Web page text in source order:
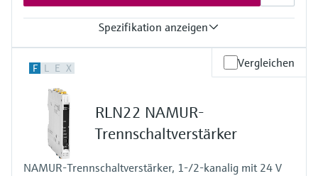
Spezifikation anzeigen
0/4…20 mA / HART
speisend/nicht speisend
Ausgang
0/4…20 mA / HART
Aktiv/Passiv
Spannungsversorgung
24 V DC
F L E X Vergleichen
RLN22 NAMUR-
Trennschaltverstärker
NAMUR-Trennschaltverstärker, 1-/2-kanalig mit 24 V